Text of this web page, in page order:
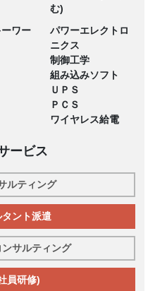
む)
ーワー
パワーエレクトロ
ニクス
制御工学
組み込みソフト
ＵＰＳ
ＰＣＳ
ワイヤレス給電
ービス
ルティング
ント派遣
サルティング
員研修)